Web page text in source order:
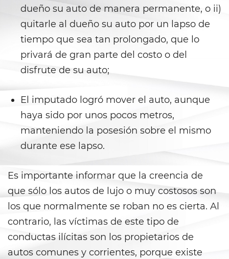
Agresión Sexual
Conducta Lasciva
Copulación Oral Forzada
Exposición Indecente
Merodear para Prostituirse
Años
Penetración Sexual Forzada
Pornografía Infantil
Prostitución y Solicitación
dueño su auto de manera permanente, o ii)
quitarle al dueño su auto por un lapso de
tiempo que sea tan prolongado, que lo
privará de gran parte del costo o del
disfrute de su auto;
El imputado logró mover el auto, aunque
haya sido por unos pocos metros,
manteniendo la posesión sobre el mismo
durante ese lapso.
Es importante informar que la creencia de
que sólo los autos de lujo o muy costosos son
los que normalmente se roban no es cierta. Al
contrario, las víctimas de este tipo de
conductas ilícitas son los propietarios de
autos comunes y corrientes, porque existe